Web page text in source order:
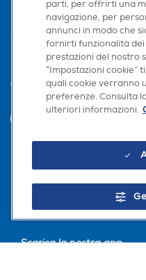
Trova negozio
Seguici sui social
Scarica la nostra app
parti, per offrirti una
navigazione, per
annunci in modo che
fornirti funzionalità dei
prestazioni del nostro
“Impostazioni cookie”
quali cookie verranno
preferenze. Consulta
ulteriori informazioni.